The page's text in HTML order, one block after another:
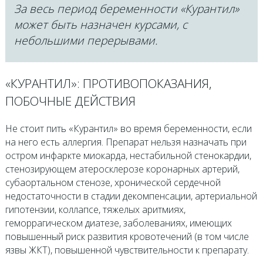
За весь период беременности «Курантил»
может быть назначен курсами, с
небольшими перерывами.
«КУРАНТИЛ»: ПРОТИВОПОКАЗАНИЯ,
ПОБОЧНЫЕ ДЕЙСТВИЯ
Не стоит пить «Курантил» во время беременности, если
на него есть аллергия. Препарат нельзя назначать при
остром инфаркте миокарда, нестабильной стенокардии,
стенозирующем атеросклерозе коронарных артерий,
субаортальном стенозе, хронической сердечной
недостаточности в стадии декомпенсации, артериальной
гипотензии, коллапсе, тяжелых аритмиях,
геморрагическом диатезе, заболеваниях, имеющих
повышенный риск развития кровотечений (в том числе
язвы ЖКТ), повышенной чувствительности к препарату.